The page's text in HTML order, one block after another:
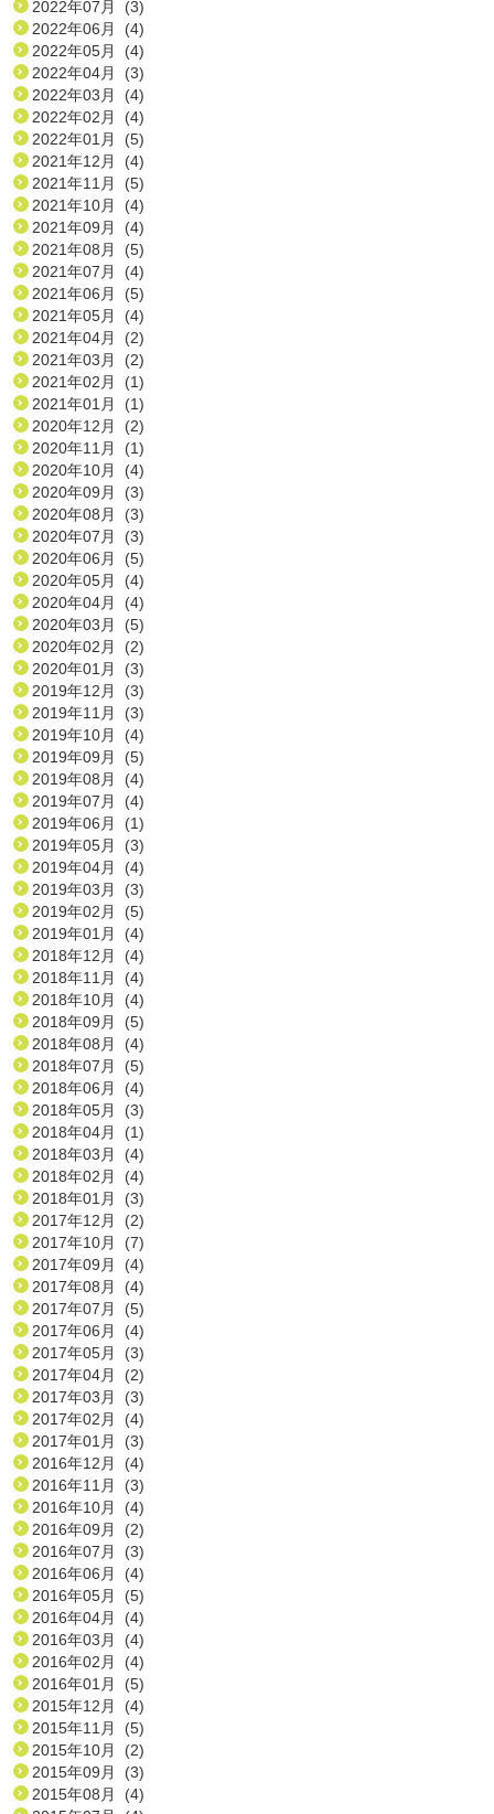
2022年07月 (3)
2022年06月 (4)
2022年05月 (4)
2022年04月 (3)
2022年03月 (4)
2022年02月 (4)
2022年01月 (5)
2021年12月 (4)
2021年11月 (5)
2021年10月 (4)
2021年09月 (4)
2021年08月 (5)
2021年07月 (4)
2021年06月 (5)
2021年05月 (4)
2021年04月 (2)
2021年03月 (2)
2021年02月 (1)
2021年01月 (1)
2020年12月 (2)
2020年11月 (1)
2020年10月 (4)
2020年09月 (3)
2020年08月 (3)
2020年07月 (3)
2020年06月 (5)
2020年05月 (4)
2020年04月 (4)
2020年03月 (5)
2020年02月 (2)
2020年01月 (3)
2019年12月 (3)
2019年11月 (3)
2019年10月 (4)
2019年09月 (5)
2019年08月 (4)
2019年07月 (4)
2019年06月 (1)
2019年05月 (3)
2019年04月 (4)
2019年03月 (3)
2019年02月 (5)
2019年01月 (4)
2018年12月 (4)
2018年11月 (4)
2018年10月 (4)
2018年09月 (5)
2018年08月 (4)
2018年07月 (5)
2018年06月 (4)
2018年05月 (3)
2018年04月 (1)
2018年03月 (4)
2018年02月 (4)
2018年01月 (3)
2017年12月 (2)
2017年10月 (7)
2017年09月 (4)
2017年08月 (4)
2017年07月 (5)
2017年06月 (4)
2017年05月 (3)
2017年04月 (2)
2017年03月 (3)
2017年02月 (4)
2017年01月 (3)
2016年12月 (4)
2016年11月 (3)
2016年10月 (4)
2016年09月 (2)
2016年07月 (3)
2016年06月 (4)
2016年05月 (5)
2016年04月 (4)
2016年03月 (4)
2016年02月 (4)
2016年01月 (5)
2015年12月 (4)
2015年11月 (5)
2015年10月 (2)
2015年09月 (3)
2015年08月 (4)